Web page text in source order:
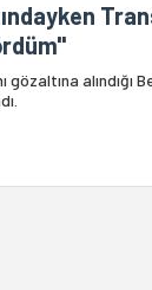
gözaltına alındığı